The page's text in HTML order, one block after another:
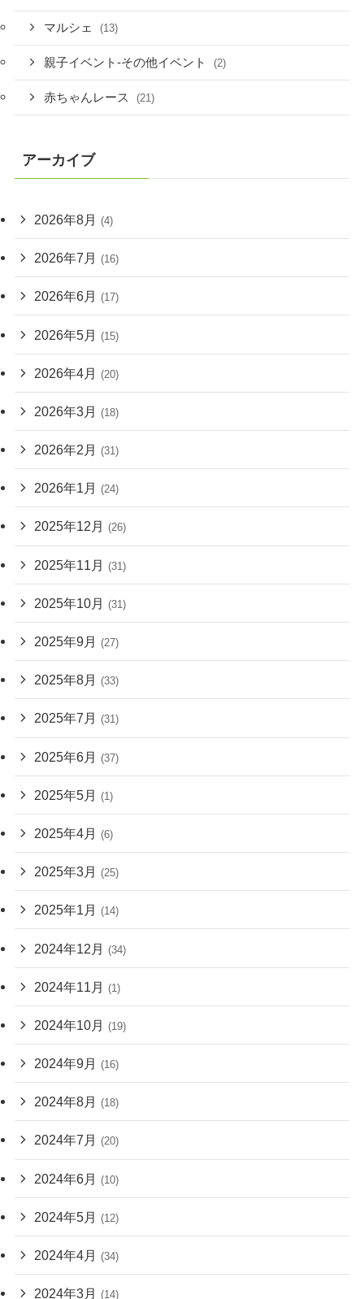
マルシェ (13)
親子イベント-その他イベント (2)
赤ちゃんレース (21)
アーカイブ
2026年8月 (4)
2026年7月 (16)
2026年6月 (17)
2026年5月 (15)
2026年4月 (20)
2026年3月 (18)
2026年2月 (31)
2026年1月 (24)
2025年12月 (26)
2025年11月 (31)
2025年10月 (31)
2025年9月 (27)
2025年8月 (33)
2025年7月 (31)
2025年6月 (37)
2025年5月 (1)
2025年4月 (6)
2025年3月 (25)
2025年1月 (14)
2024年12月 (34)
2024年11月 (1)
2024年10月 (19)
2024年9月 (16)
2024年8月 (18)
2024年7月 (20)
2024年6月 (10)
2024年5月 (12)
2024年4月 (34)
2024年3月 (14)